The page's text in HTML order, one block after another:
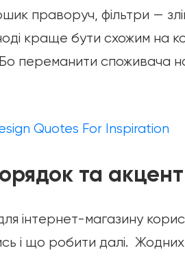
праворуч, фільтри —
краще бути схожим на
Бо переманити споживача
Quotes For Inspiration
та
інтернет-магазину
і що робити далі.